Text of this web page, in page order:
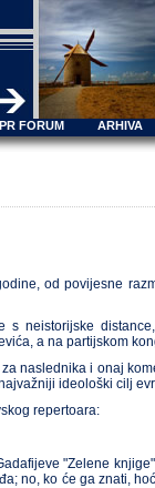
PR FORUM ARHIVA
od povijesne
s neistorijske
a na partijskom
naslednika i onaj
ideološki cilj
repertoara:
"Zelene
no, ko će ga znati,